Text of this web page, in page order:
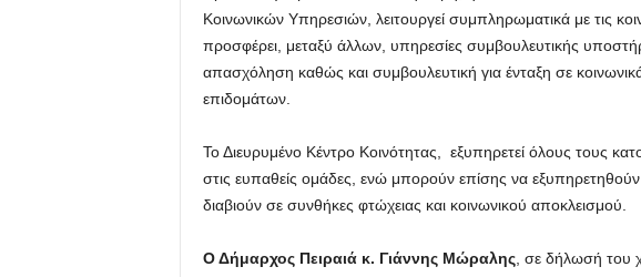
Κοινωνικών Υπηρεσιών, λειτουργεί συμπληρωματικά με τις
προσφέρει, μεταξύ άλλων, υπηρεσίες συμβουλευτικής
απασχόληση καθώς και συμβουλευτική για ένταξη σε
επιδομάτων.
Το Διευρυμένο Κέντρο Κοινότητας, εξυπηρετεί όλους τους
στις ευπαθείς ομάδες, ενώ μπορούν επίσης να εξυπηρετηθούν
διαβιούν σε συνθήκες φτώχειας και κοινωνικού αποκλεισμού.
Ο Δήμαρχος Πειραιά κ. Γιάννης Μώραλης, σε δήλωσή του